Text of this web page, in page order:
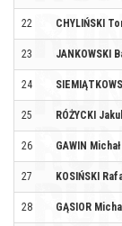
22 CHYLIŃSKI
23 JANKOWSKI
24
25 RÓŻYCKI
26 GAWIN Michał
27 KOSIŃSKI
28 GĄSIOR